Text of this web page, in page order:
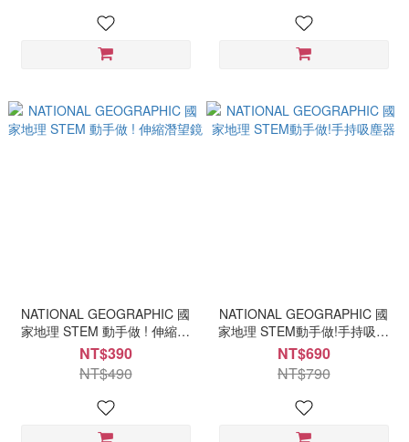
NATIONAL GEOGRAPHIC 國
家地理 STEM 動手做 ! 伸縮潛
望鏡
NT$390
NT$490
NATIONAL GEOGRAPHIC 國
家地理 STEM動手做!手持吸塵
器
NT$690
NT$790